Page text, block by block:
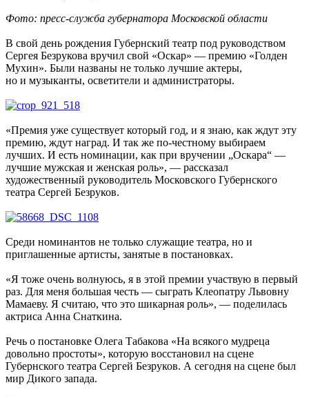
Фото: пресс-служба губернатора Московской области
В свой день рождения Губернский театр под руководством
Сергея Безрукова вручил свой «Оскар» — премию «Голден
Мухин». Были названы не только лучшие актеры,
но и музыканты, осветители и администраторы.
«Премия уже существует который год, и я знаю, как ждут эту
премию, ждут наград. И так же по-честному выбираем
лучших. И есть номинации, как при вручении „Оскара“ —
лучшие мужская и женская роль», — рассказал
художественный руководитель Московского Губернского
театра Сергей Безруков.
Среди номинантов не только служащие театра, но и
приглашенные артисты, занятые в постановках.
«Я тоже очень волнуюсь, я в этой премии участвую в первый
раз. Для меня большая честь — сыграть Клеопатру Львовну
Мамаеву. Я считаю, что это шикарная роль», — поделилась
актриса Анна Снаткина.
Речь о постановке Олега Табакова «На всякого мудреца
довольно простоты», которую восстановил на сцене
Губернского театра Сергей Безруков. А сегодня на сцене был
мир Дикого запада.